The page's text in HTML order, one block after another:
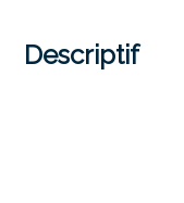
Descriptif